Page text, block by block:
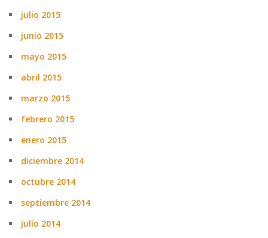
julio 2015
junio 2015
mayo 2015
abril 2015
marzo 2015
febrero 2015
enero 2015
diciembre 2014
octubre 2014
septiembre 2014
julio 2014